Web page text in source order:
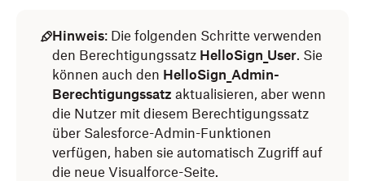
Hinweis: Die folgenden Schritte verwenden
den Berechtigungssatz HelloSign_User. Sie
können auch den HelloSign_Admin-
Berechtigungssatz aktualisieren, aber wenn
die Nutzer mit diesem Berechtigungssatz
über Salesforce-Admin-Funktionen
verfügen, haben sie automatisch Zugriff auf
die neue Visualforce-Seite.